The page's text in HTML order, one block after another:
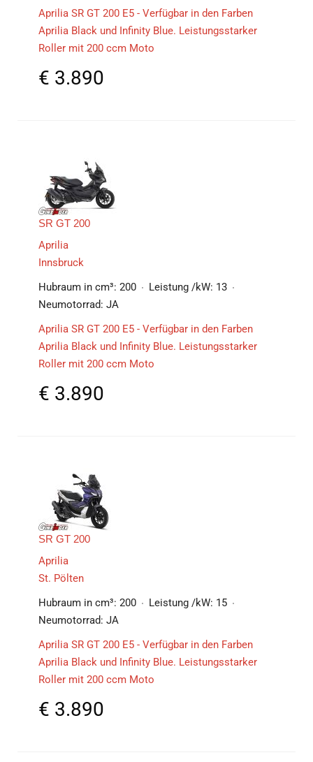
Aprilia SR GT 200 E5 - Verfügbar in den Farben
Aprilia Black und Infinity Blue. Leistungsstarker
Roller mit 200 ccm Moto
€ 3.890
SR GT 200
Aprilia
Innsbruck
Hubraum in cm³: 200 Leistung /kW: 13
Neumotorrad: JA
Aprilia SR GT 200 E5 - Verfügbar in den Farben
Aprilia Black und Infinity Blue. Leistungsstarker
Roller mit 200 ccm Moto
€ 3.890
SR GT 200
Aprilia
St. Pölten
Hubraum in cm³: 200 Leistung /kW: 15
Neumotorrad: JA
Aprilia SR GT 200 E5 - Verfügbar in den Farben
Aprilia Black und Infinity Blue. Leistungsstarker
Roller mit 200 ccm Moto
€ 3.890